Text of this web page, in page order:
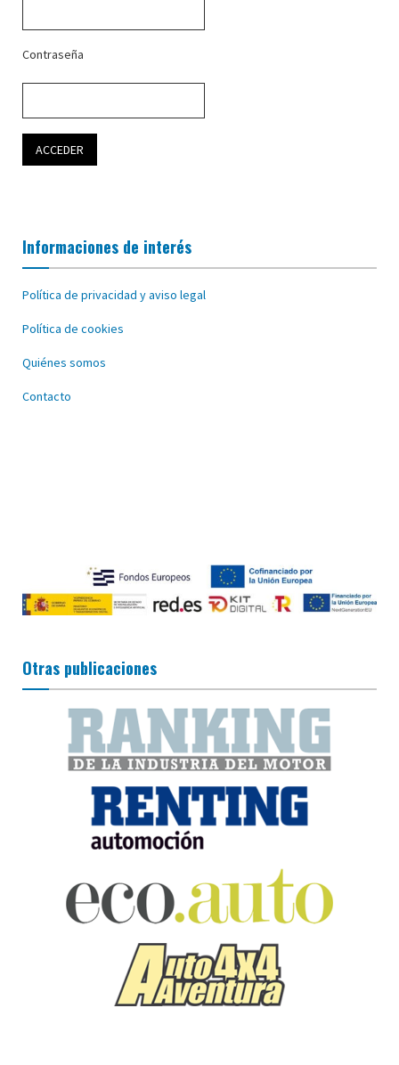
Contraseña
Informaciones de interés
Política de privacidad y aviso legal
Política de cookies
Quiénes somos
Contacto
Otras publicaciones